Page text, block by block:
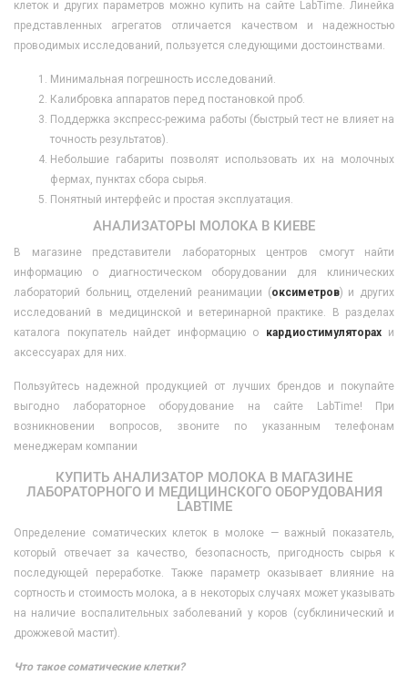
клеток и других параметров можно купить на сайте LabTime. Линейка
представленных агрегатов отличается качеством и надежностью
проводимых исследований, пользуется следующими достоинствами.
Минимальная погрешность исследований.
Калибровка аппаратов перед постановкой проб.
Поддержка экспресс-режима работы (быстрый тест не влияет на
точность результатов).
Небольшие габариты позволят использовать их на молочных
фермах, пунктах сбора сырья.
Понятный интерфейс и простая эксплуатация.
АНАЛИЗАТОРЫ МОЛОКА В КИЕВЕ
В магазине представители лабораторных центров смогут найти
информацию о диагностическом оборудовании для клинических
лабораторий больниц, отделений реанимации (оксиметров) и других
исследований в медицинской и ветеринарной практике. В разделах
каталога покупатель найдет информацию о
кардиостимуляторахи
аксессуарах для них.
Пользуйтесь надежной продукцией от лучших брендов и покупайте
выгодно лабораторное оборудование на сайте LabTime! При
возникновении вопросов, звоните по указанным телефонам
менеджерам компании
КУПИТЬ АНАЛИЗАТОР МОЛОКА В МАГАЗИНЕ
ЛАБОРАТОРНОГО И МЕДИЦИНСКОГО ОБОРУДОВАНИЯ
LABTIME
Определение соматических клеток в молоке — важный показатель,
который отвечает за качество, безопасность, пригодность сырья к
последующей переработке. Также параметр оказывает влияние на
сортность и стоимость молока, а в некоторых случаях может указывать
на наличие воспалительных заболеваний у коров (субклинический и
дрожжевой мастит).
Что такое соматические клетки?